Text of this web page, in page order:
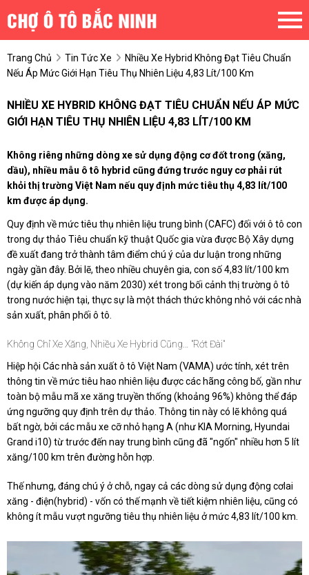
Trang Chủ Tin Tức Xe
Nhiều Xe Hybrid Không Đạt Tiêu Chuẩn
Nếu Áp Mức Giới Hạn Tiêu Thụ Nhiên Liệu 4,83 Lít/100 Km
NHIỀU XE HYBRID KHÔNG ĐẠT TIÊU CHUẨN NẾU ÁP MỨC
GIỚI HẠN TIÊU THỤ NHIÊN LIỆU 4,83 LÍT/100 KM
Không riêng những dòng xe sử dụng động cơ đốt trong (xăng,
dầu), nhiều mẫu ô tô hybrid cũng đứng trước nguy cơ phải rút
khỏi thị trường Việt Nam nếu quy định mức tiêu thụ 4,83 lít/100
km được áp dụng.
Quy định về mức tiêu thụ nhiên liệu trung bình (CAFC) đối với ô tô con
trong dự thảo Tiêu chuẩn kỹ thuật Quốc gia vừa được Bộ Xây dựng
đề xuất đang trở thành tâm điểm chú ý của dư luận trong những
ngày gần đây. Bởi lẽ, theo nhiều chuyên gia, con số 4,83 lít/100 km
(dự kiến áp dụng vào năm 2030) xét trong bối cảnh thị trường ô tô
trong nước hiện tại, thực sự là một thách thức không nhỏ với các nhà
sản xuất, phân phối ô tô.
Không Chỉ Xe Xăng, Nhiều Xe Hybrid Cũng… "rớt Đài"
Hiệp hội Các nhà sản xuất ô tô Việt Nam (VAMA) ước tính, xét trên
thông tin về mức tiêu hao nhiên liệu được các hãng công bố, gần như
toàn bộ mẫu mã xe xăng truyền thống (khoảng 96%) không thể đáp
ứng ngưỡng quy định trên dự thảo. Thông tin này có lẽ không quá
bất ngờ, bởi các mẫu xe cỡ nhỏ hạng A (như KIA Morning, Hyundai
Grand i10) từ trước đến nay trung bình cũng đã "ngốn" nhiều hơn 5 lít
xăng/100 km trên đường hỗn hợp.
Thế nhưng, đáng chú ý ở chỗ, ngay cả các dòng sử dụng động cơlai
xăng - điện(hybrid) - vốn có thế mạnh về tiết kiệm nhiên liệu, cũng có
không ít mẫu vượt ngưỡng tiêu thụ nhiên liệu ở mức 4,83 lít/100 km.